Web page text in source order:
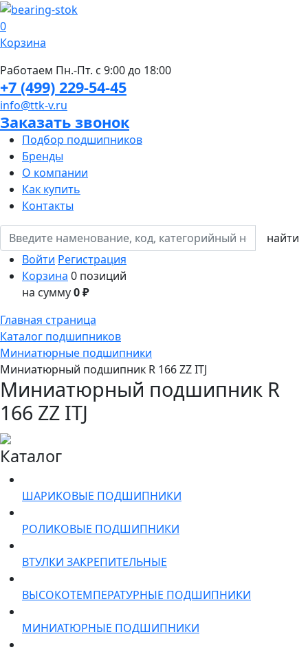
0
Корзина
Работаем Пн.-Пт. с 9:00 до 18:00
+7 (499) 229-54-45
info@ttk-v.ru
Заказать звонок
Подбор подшипников
Бренды
О компании
Как купить
Контакты
Войти Регистрация
Корзина 0 позиций
на сумму0 ₽
Главная страница
Каталог подшипников
Миниатюрные подшипники
Миниатюрный подшипник R 166 ZZ ITJ
Миниатюрный подшипник R
166 ZZ ITJ
Каталог
ШАРИКОВЫЕ ПОДШИПНИКИ
РОЛИКОВЫЕ ПОДШИПНИКИ
ВТУЛКИ ЗАКРЕПИТЕЛЬНЫЕ
ВЫСОКОТЕМПЕРАТУРНЫЕ ПОДШИПНИКИ
МИНИАТЮРНЫЕ ПОДШИПНИКИ